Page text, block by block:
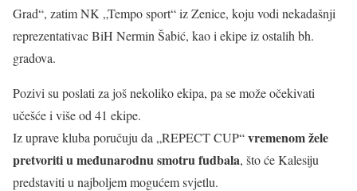
Grad“, zatim NK „Tempo sport“ iz Zenice, koju vodi nekadašnji
reprezentativac BiH Nermin Šabić, kao i ekipe iz ostalih bh.
gradova.
Pozivi su poslati za još nekoliko ekipa, pa se može očekivati
učešće i više od 41 ekipe.
Iz uprave kluba poručuju da „REPECT CUP“vremenom žele
pretvoriti u međunarodnu smotru fudbala, što će Kalesiju
predstaviti u najboljem mogućem svjetlu.